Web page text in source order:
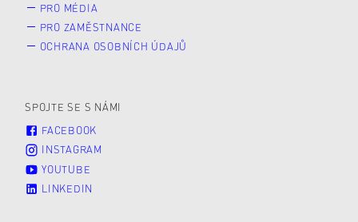
PRO MÉDIA
PRO ZAMĚSTNANCE
OCHRANA OSOBNÍCH ÚDAJŮ
SPOJTE SE S NÁMI
FACEBOOK
INSTAGRAM
YOUTUBE
LINKEDIN